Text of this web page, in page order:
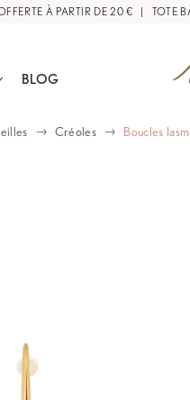
À PARTIR DE 20 € | TOTE
BLOG
Créoles Boucles